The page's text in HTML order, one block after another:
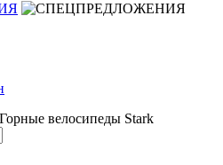
велосипеды Stark